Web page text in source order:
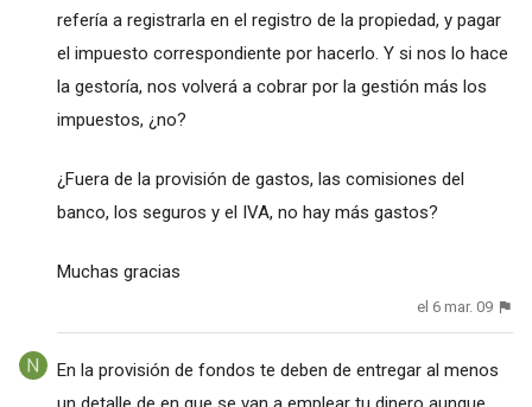
refería a registrarla en el registro de la propiedad, y pagar
el impuesto correspondiente por hacerlo. Y si nos lo hace
la gestoría, nos volverá a cobrar por la gestión más los
impuestos, ¿no?
¿Fuera de la provisión de gastos, las comisiones del
banco, los seguros y el IVA, no hay más gastos?
Muchas gracias
el 6 mar. 09
En la provisión de fondos te deben de entregar al menos